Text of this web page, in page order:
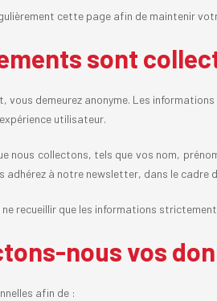
cette page afin de maintenir
sont
vous demeurez anonyme. Les
utilisateur.
nous collectons, tels que vos nom,
adhérez à notre newsletter, dans le
recueillir que les informations
nous vos
afin de :